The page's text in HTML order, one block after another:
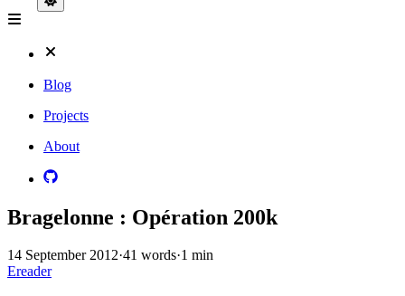
Blog
Projects
About
Bragelonne : Opération 200k
14 September 2012·41 words·1 min
Ereader